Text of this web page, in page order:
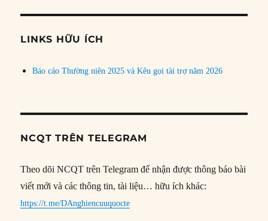
đề
LINKS HỮU ÍCH
Báo cáo Thường niên 2025 và Kêu gọi tài trợ năm 2026
NCQT TRÊN TELEGRAM
Theo dõi NCQT trên Telegram để nhận được thông báo bài
viết mới và các thông tin, tài liệu… hữu ích khác:
https://t.me/DAnghiencuuquocte